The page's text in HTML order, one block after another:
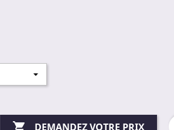
 DEMANDEZ VOTRE PRIX